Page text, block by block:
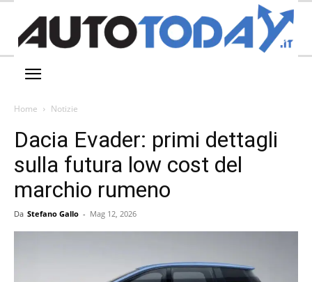
Home Notizie
Dacia Evader: primi dettagli
sulla futura low cost del
marchio rumeno
Da Stefano Gallo - Mag 12, 2026